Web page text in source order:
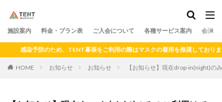
施設案内 料金・プラン表 ご入会について 各種サービス案内 会議室
感染予防のため、TENT幕張をご利用の際はマスクの着用を推奨しておりま
HOME お知らせ お知らせ 【お知らせ】現在drop-in(night)の
カテゴリー